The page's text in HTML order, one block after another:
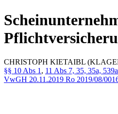
CHRISTOPH KIETAIBL
§§ 10 Abs 1 , 11 Abs 7, 35, 35a,
VwGH 20.11.2019 Ro 2019/08/